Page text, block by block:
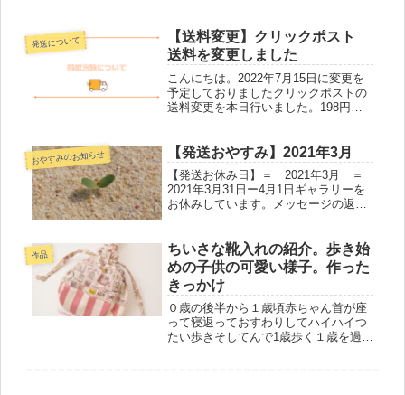
しゃになって最後まで使いにくかった
りカバーをして最後まできれいに使え
るよ...
発送について
【送料変更】クリックポスト
送料を変更しました
こんにちは。2022年7月15日に変更を
予定しておりましたクリックポストの
送料変更を本日行いました。198円か
おやすみのお知らせ 【発送おやすみ】2021年3月
【発送お休み日】＝ 2021年3月 ＝
2021年3月31日ー4月1日ギャラリーを
お休みしています。メッセージの返信
ば2021年4月1日 19：00以降再開いた
します。...
作品
ちいさな靴入れの紹介。歩き始
めの子供の可愛い様子。作った
きっかけ
０歳の後半から１歳頃赤ちゃん首が座
って寝返っておすわりしてハイハイつ
たい歩きそしてんで1歳歩く１歳を過ぎ